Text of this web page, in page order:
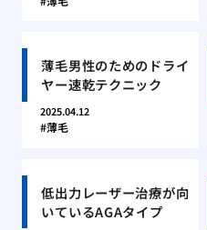
薄毛男性のためのドライ
ヤー速乾テクニック
2025.04.12
薄毛
低出力レーザー治療が向
いているAGAタイプ